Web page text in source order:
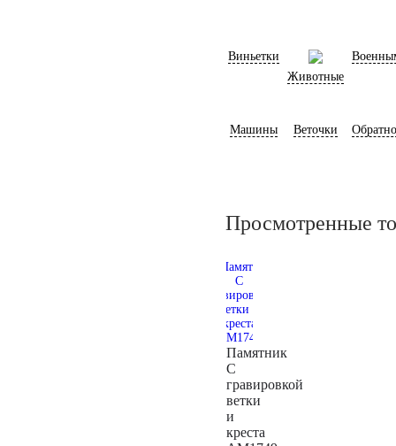
Виньетки
Животные
Машины Веточки
Просмотренные
Памятник
С
гравировкой
ветки
и
креста